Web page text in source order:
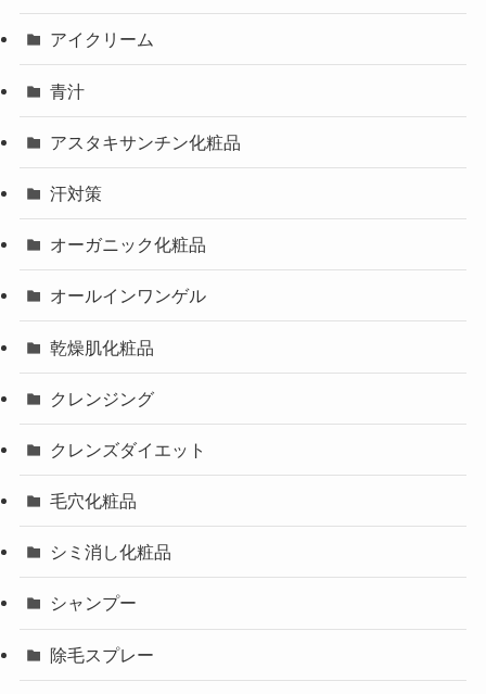
アイクリーム
青汁
アスタキサンチン化粧品
汗対策
オーガニック化粧品
オールインワンゲル
乾燥肌化粧品
クレンジング
クレンズダイエット
毛穴化粧品
シミ消し化粧品
シャンプー
除毛スプレー